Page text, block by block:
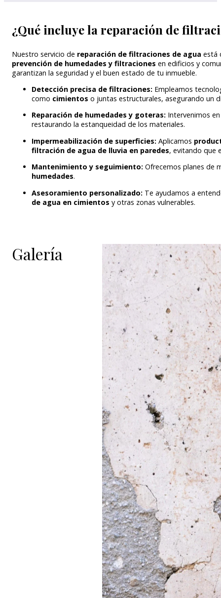
¿Qué incluye la reparación de
Nuestro servicio de reparación de filtraciones de agua está
prevención de humedades y filtraciones en edificios y
garantizan la seguridad y el buen estado de tu inmueble.
Detección precisa de filtraciones: Empleamos
como cimientos o juntas estructurales, asegurando un
Reparación de humedades y goteras: Intervenimos
restaurando la estanqueidad de los materiales.
Impermeabilización de superficies: Aplicamos
filtración de agua de lluvia en paredes, evitando que
Mantenimiento y seguimiento: Ofrecemos planes de
humedades.
Asesoramiento personalizado: Te ayudamos a
de agua en cimientos y otras zonas vulnerables.
Galería